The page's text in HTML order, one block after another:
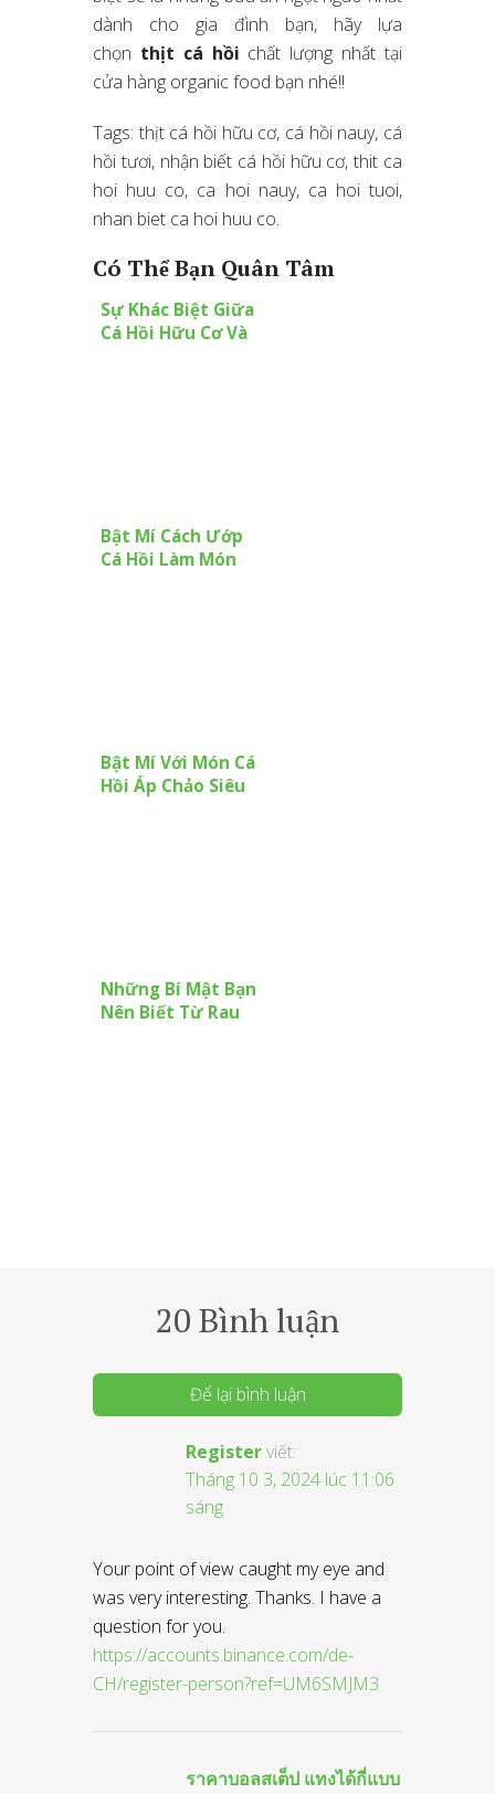
dành cho gia đình bạn, hãy lựa
chọn thịt cá hồi chất lượng nhất tại
cửa hàng organic food bạn nhé!!
Tags: thịt cá hồi hữu cơ, cá hồi nauy, cá
hồi tươi, nhận biết cá hồi hữu cơ, thit ca
hoi huu co, ca hoi nauy, ca hoi tuoi,
nhan biet ca hoi huu co.
Có Thể Bạn Quân Tâm
Sự Khác Biệt Giữa
Cá Hồi Hữu Cơ Và
Bật Mí Cách Ướp
Cá Hồi Làm Món
Bật Mí Với Món Cá
Hồi Áp Chảo Siêu
Những Bí Mật Bạn
Nên Biết Từ Rau
20 Bình luận
Để lại bình luận
Registerviết:
Tháng 10 3, 2024 lúc 11:06
sáng
Your point of view caught my eye and
was very interesting. Thanks. I have a
question for you.
https://accounts.binance.com/de-
CH/register-person?ref=UM6SMJM3
ราคาบอลสเต็ป แทงได้กี่แบบ